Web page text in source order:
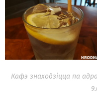
Кафэ знаходзіцца па